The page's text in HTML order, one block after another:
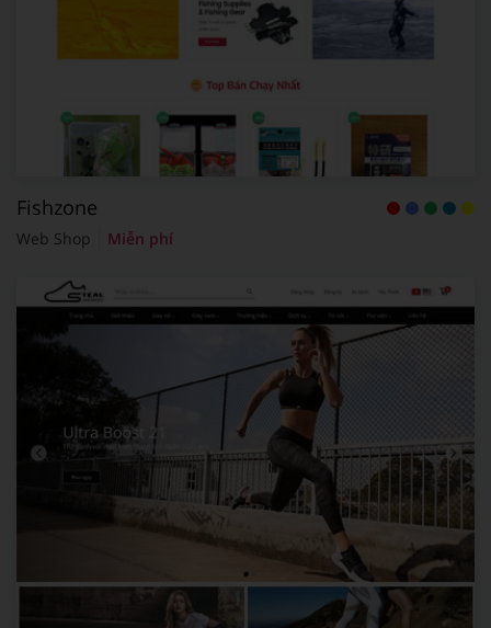
Fishzone
Web Shop Miễn phí